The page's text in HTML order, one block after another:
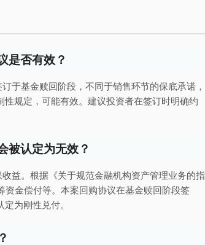
是否有效？
于基金赎回阶段，不同于销售环节的保底承诺，
规定，可能有效。建议投资者在签订时明确约
被认定为无效？
益。根据《关于规范金融机构资产管理业务的指
金偿付等。本案回购协议在基金赎回阶段签
为刚性兑付。